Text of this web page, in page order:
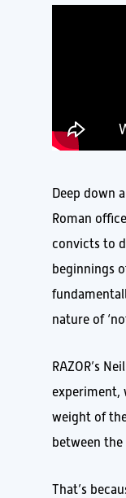
Deep down
Roman
convicts to
beginnings
nature of
RAZOR’s
experiment,
weight of
between the
That’s